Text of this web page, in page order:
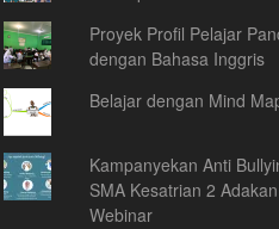
Proyek Profil Pelajar
dengan Bahasa Inggris
Belajar dengan Mind
Kampanyekan Anti
SMA Kesatrian 2 Adakan
Webinar